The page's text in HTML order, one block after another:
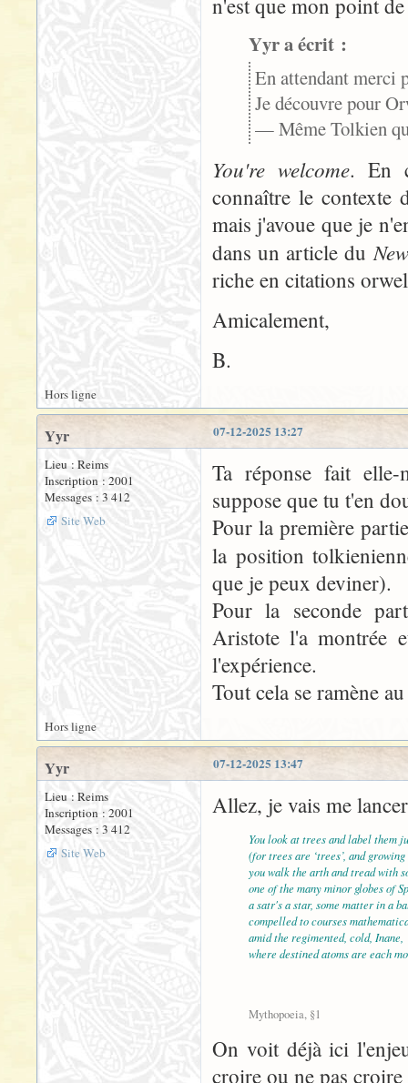
n'est que mon point
Yyr a écrit :
En attendant merci
Je découvre pour
— Même Tolkien
You're welcome. En
connaître le contexte
mais j'avoue que je
dans un article du
riche en citations
Amicalement,
B.
Hors ligne
07-12-2025 13:27
Yyr
Lieu : Reims
Inscription : 2001
Messages : 3 412
Site Web
Ta réponse fait
suppose que tu t'en
Pour la première
la position
que je peux deviner).
Pour la seconde
Aristote l'a montrée
l'expérience.
Tout cela se ramène
Hors ligne
07-12-2025 13:47
Yyr
Lieu : Reims
Inscription : 2001
Messages : 3 412
Site Web
Allez, je vais me
You look at trees and label them
(for trees are ‘trees’, and
you walk the arth and tread with
one of the many minor globes of
a satr's a star, some matter in a
compelled to courses
amid the regimented, cold, Inane,
where destined atoms are each
Mythopoeia, §1
On voit déjà ici
croire ou ne pas